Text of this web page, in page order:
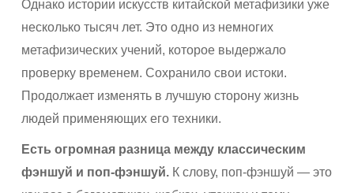
Однако истории искусств китайской метафизики уже
несколько тысяч лет. Это одно из немногих
метафизических учений, которое выдержало
проверку временем. Сохранило свои истоки.
Продолжает изменять в лучшую сторону жизнь
людей применяющих его техники.
Есть огромная разница между классическим
фэншуй и поп-фэншуй.К слову, поп-фэншуй — это